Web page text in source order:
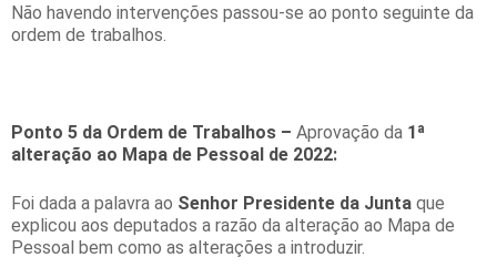
Não havendo intervenções passou-se ao ponto seguinte da
ordem de trabalhos.
Ponto 5 da Ordem de Trabalhos – Aprovação da 1ª
alteração ao Mapa de Pessoal de 2022:
Foi dada a palavra ao Senhor Presidente da Junta que
explicou aos deputados a razão da alteração ao Mapa de
Pessoal bem como as alterações a introduzir.